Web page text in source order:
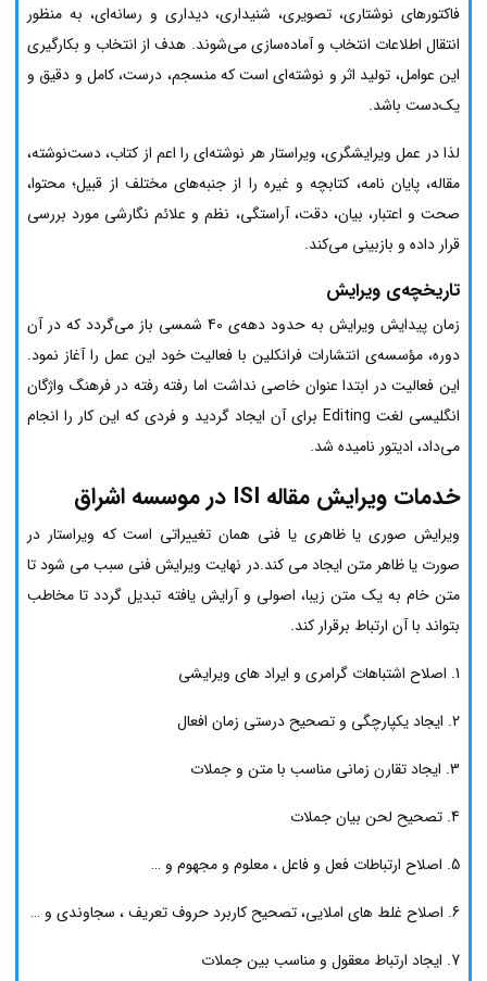
فاکتورهای نوشتاری، تصویری، شنیداری، دیداری و رسانه‌ای، به منظور
انتقال اطلاعات انتخاب و آماده‌سازی می‌شوند. هدف از انتخاب و بکارگیری
این عوامل، تولید اثر و نوشته‌ای است که منسجم، درست، کامل و دقیق و
یک‌دست باشد.
لذا در عمل ویرایشگری، ویراستار هر نوشته‌ای را اعم از کتاب، دست‌نوشته،
مقاله، پایان نامه، کتابچه و غیره را از جنبه‌های مختلف از قبیل؛ محتوا،
صحت و اعتبار، بیان، دقت، آراستگی، نظم و علائم نگارشی مورد بررسی
قرار داده و بازبینی می‌کند.
تاریخچه‌ی ویرایش
زمان پیدایش ویرایش به حدود دهه‌ی 40 شمسی باز می‌گردد که در آن
دوره‌، مؤسسه‌ی انتشارات فرانکلین با فعالیت خود این عمل را آغاز نمود.
این فعالیت در ابتدا عنوان خاصی نداشت اما رفته رفته در فرهنگ واژگان
انگلیسی لغت Editing برای آن ایجاد گردید و فردی که این کار را انجام
می‌داد، ادیتور نامیده شد.
خدمات ویرایش مقاله ISI در موسسه اشراق
ویرایش صوری یا ظاهری یا فنی همان تغییراتی است که ویراستار در
صورت یا ظاهر متن ایجاد می کند.در نهایت ویرایش فنی سبب می شود تا
متن خام به یک متن زیبا، اصولی و آرایش یافته تبدیل گردد تا مخاطب
بتواند با آن ارتباط برقرار کند.
1. اصلاح اشتباهات گرامری و ایراد های ویرایشی
2. ایجاد یکپارچگی و تصحیح درستی زمان افعال
3. ایجاد تقارن زمانی مناسب با متن و جملات
4. تصحیح لحن بیان جملات
5. اصلاح ارتباطات فعل و فاعل ، معلوم و مجهوم و …
6. اصلاح غلط های املایی، تصحیح کاربرد حروف تعریف ، سجاوندی و …
7. ایجاد ارتباط معقول و مناسب بین جملات